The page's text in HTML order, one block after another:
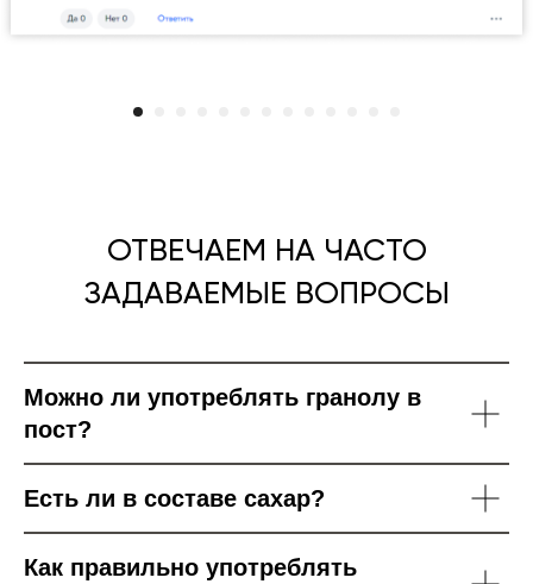
ОТВЕЧАЕМ НА ЧАСТО
ЗАДАВАЕМЫЕ ВОПРОСЫ
Можно ли употреблять гранолу в
пост?
Есть ли в составе сахар?
Как правильно употреблять